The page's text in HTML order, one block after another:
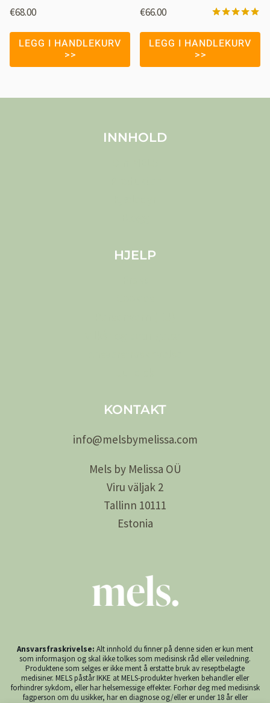
€68.00
LEGG I HANDLEKURV
av 5
€66.00
LEGG I HANDLEKURV
INNHOLD
HJELP
KONTAKT
info@melsbymelissa.com
Mels by Melissa OÜ
Viru väljak 2
Tallinn 10111
Estonia
Ansvarsfraskrivelse: Alt innhold du finner på denne siden er kun ment
som informasjon og skal ikke tolkes som medisinsk råd eller veiledning.
Produktene som selges er ikke ment å erstatte bruk av reseptbelagte
medisiner. MELS påstår IKKE at MELS-produkter hverken behandler eller
forhindrer sykdom, eller har helsemessige effekter. Forhør deg med medisinsk
fagperson om du usikker, har en diagnose og/eller er under 18 år eller